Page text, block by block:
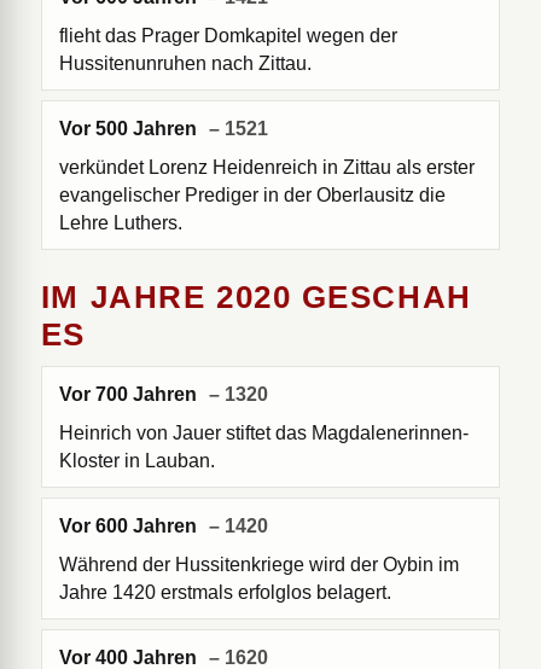
flieht das Prager Domkapitel wegen der
Hussitenunruhen nach Zittau.
Vor 500 Jahren
– 1521
verkündet Lorenz Heidenreich in Zittau als erster
evangelischer Prediger in der Oberlausitz die
Lehre Luthers.
IM JAHRE 2020 GESCHAH
ES
Vor 700 Jahren
– 1320
Heinrich von Jauer stiftet das Magdalenerinnen-
Kloster in Lauban.
Vor 600 Jahren
– 1420
Während der Hussitenkriege wird der Oybin im
Jahre 1420 erstmals erfolglos belagert.
Vor 400 Jahren
– 1620